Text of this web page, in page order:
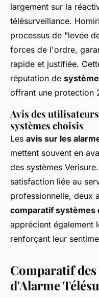
largement sur la
télésurveillance.
processus de "levée
forces de l'ordre,
rapide et justifiée.
réputation de
offrant une protection
Avis des
systèmes choisis
Les avis sur les
mettent souvent en
des systèmes
satisfaction liée au
professionnelle, deux
comparatif systèmes
apprécient également
renforçant leur
Comparatif
d'Alarme